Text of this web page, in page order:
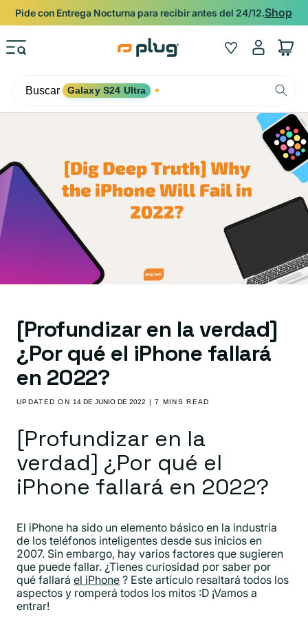
Ir al contenido
Pide con Entrega Nocturna para recibir antes del 24/12.Shop
Wishlist
Iniciar
sesión
Carrito
Buscar Galaxy S24 Ultra ✦
[Profundizar en la verdad]
¿Por qué el iPhone fallará
en 2022?
UPDATED ON14 DE JUNIO DE 2022 | 7 MINS READ
[Profundizar en la
verdad] ¿Por qué el
iPhone fallará en 2022?
El iPhone ha sido un elemento básico en la industria
de los teléfonos inteligentes desde sus inicios en
2007. Sin embargo, hay varios factores que sugieren
que puede fallar. ¿Tienes curiosidad por saber por
qué fallará el iPhone ? Este artículo resaltará todos los
aspectos y romperá todos los mitos :D ¡Vamos a
entrar!